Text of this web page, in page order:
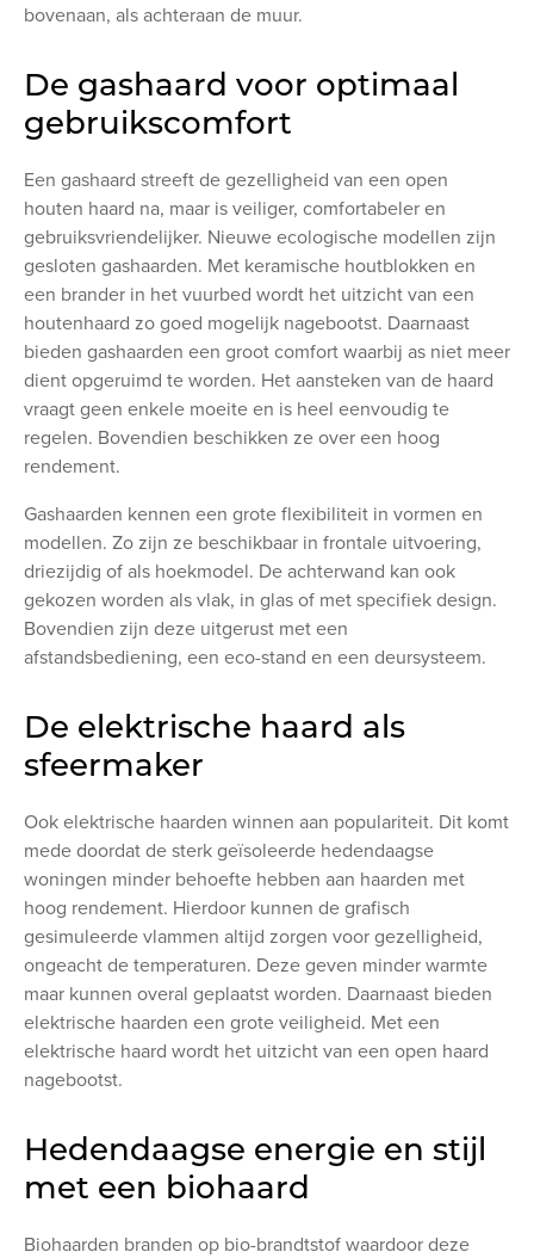
bovenaan, als achteraan de muur.
De gashaard voor optimaal
gebruikscomfort
Een gashaard streeft de gezelligheid van een open
houten haard na, maar is veiliger, comfortabeler en
gebruiksvriendelijker. Nieuwe ecologische modellen zijn
gesloten gashaarden. Met keramische houtblokken en
een brander in het vuurbed wordt het uitzicht van een
houtenhaard zo goed mogelijk nagebootst. Daarnaast
bieden gashaarden een groot comfort waarbij as niet meer
dient opgeruimd te worden. Het aansteken van de haard
vraagt geen enkele moeite en is heel eenvoudig te
regelen. Bovendien beschikken ze over een hoog
rendement.
Gashaarden kennen een grote flexibiliteit in vormen en
modellen. Zo zijn ze beschikbaar in frontale uitvoering,
driezijdig of als hoekmodel. De achterwand kan ook
gekozen worden als vlak, in glas of met specifiek design.
Bovendien zijn deze uitgerust met een
afstandsbediening, een eco-stand en een deursysteem.
De elektrische haard als
sfeermaker
Ook elektrische haarden winnen aan populariteit. Dit komt
mede doordat de sterk geïsoleerde hedendaagse
woningen minder behoefte hebben aan haarden met
hoog rendement. Hierdoor kunnen de grafisch
gesimuleerde vlammen altijd zorgen voor gezelligheid,
ongeacht de temperaturen. Deze geven minder warmte
maar kunnen overal geplaatst worden. Daarnaast bieden
elektrische haarden een grote veiligheid. Met een
elektrische haard wordt het uitzicht van een open haard
nagebootst.
Hedendaagse energie en stijl
met een biohaard
Biohaarden branden op bio-brandtstof waardoor deze